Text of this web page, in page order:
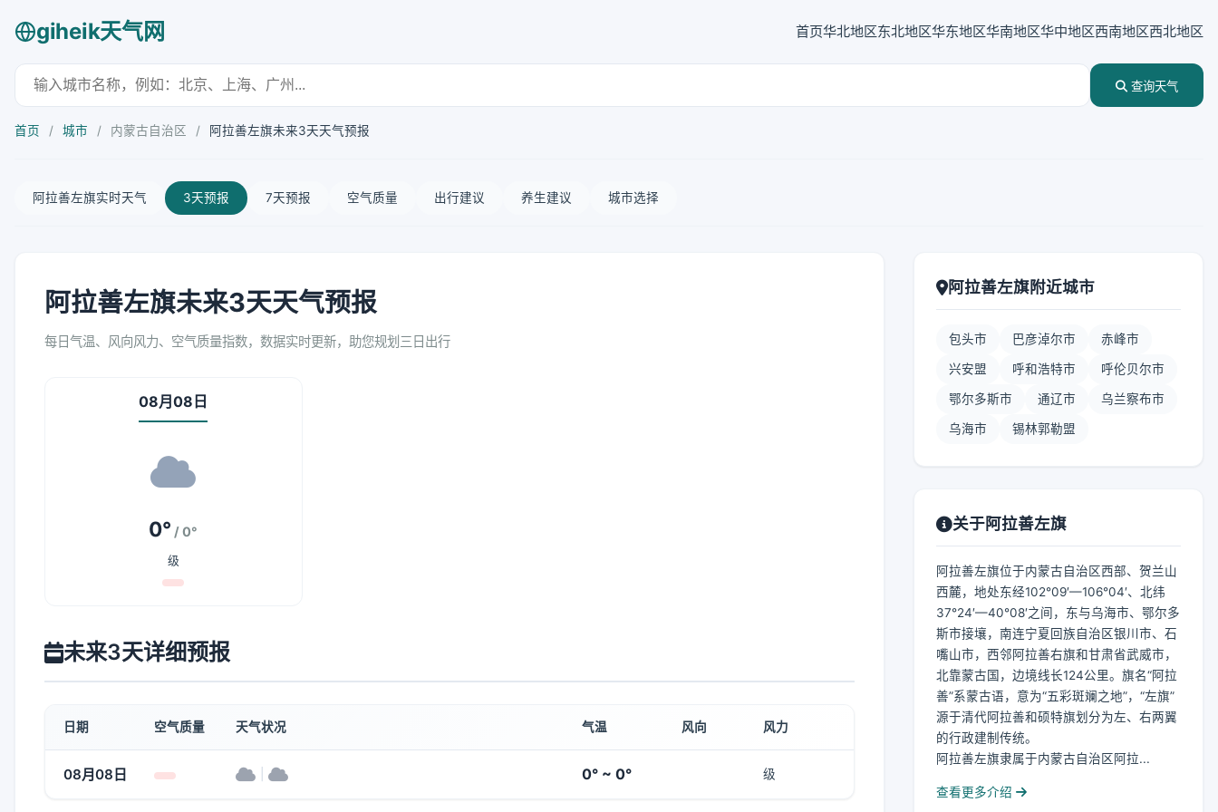
giheik天气网 首页华北地区东北地区华东地区华南地区华中地区西南地区西北地区
查询天气
首页 / 城市 / 内蒙古自治区 / 阿拉善左旗未来3天天气预报
阿拉善左旗实时天气 3天预报 7天预报 空气质量 出行建议 养生建议 城市选择
阿拉善左旗未来3天天气预报
每日气温、风向风力、空气质量指数，数据实时更新，助您规划三日出行
08月08日
0° / 0°
级
未来3天详细预报
日期 空气质量 天气状况 气温 风向 风力
08月08日 0° ~ 0° 级
阿拉善左旗附近城市
包头市 巴彦淖尔市 赤峰市
兴安盟 呼和浩特市 呼伦贝尔市
鄂尔多斯市 通辽市 乌兰察布市
乌海市 锡林郭勒盟
关于阿拉善左旗
阿拉善左旗位于内蒙古自治区西部、贺兰山
西麓，地处东经102°09′—106°04′、北纬
37°24′—40°08′之间，东与乌海市、鄂尔多
斯市接壤，南连宁夏回族自治区银川市、石
嘴山市，西邻阿拉善右旗和甘肃省武威市，
北靠蒙古国，边境线长124公里。旗名“阿拉
善”系蒙古语，意为“五彩斑斓之地”，“左旗”
源于清代阿拉善和硕特旗划分为左、右两翼
的行政建制传统。
阿拉善左旗隶属于内蒙古自治区阿拉...
查看更多介绍